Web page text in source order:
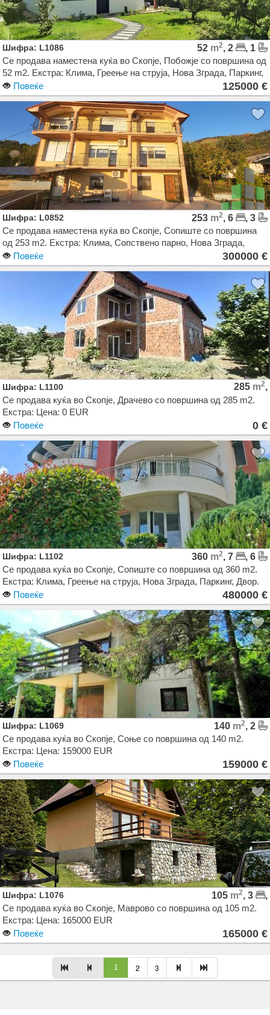
Шифра: L1086 52 m2, 2
, 1
Се продава наместена куќа во Скопје, Побожје со површина од
52 m2. Екстра: Клима, Греење на струја, Нова Зграда, Паркинг,
Двор, Камера. Цена: 125000 EUR
Повеќе 125000 €
Шифра: L0852 253 m2, 6
, 3
Се продава наместена куќа во Скопје, Сопиште со површина
од 253 m2. Екстра: Клима, Сопствено парно, Нова Зграда,
Паркинг, Гаража, Двор. Цена: 300000 EUR
Повеќе 300000 €
Шифра: L1100 285 m2,
Се продава куќа во Скопје, Драчево со површина од 285 m2.
Екстра: Цена: 0 EUR
Повеќе
0 €
Шифра: L1102 360 m2, 7
, 6
Се продава куќа во Скопје, Сопиште со површина од 360 m2.
Екстра: Клима, Греење на струја, Нова Зграда, Паркинг, Двор.
Цена: 480000 EUR
Повеќе 480000 €
Шифра: L1069 140 m2, 2
Се продава куќа во Скопје, Соње со површина од 140 m2.
Екстра: Цена: 159000 EUR
Повеќе
159000 €
Шифра: L1076 105 m2, 3
,
Се продава куќа во Скопје, Маврово со површина од 105 m2.
Екстра: Цена: 165000 EUR
Повеќе
165000 €
Agencija Novel Nedviznosti: Izdavanje i Prodazba na Stanovi, Kuki, Kat od kuka, Kancelarii,
1 2 3